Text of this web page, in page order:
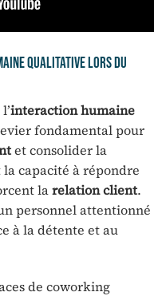
qualitative lors du
interaction humaine
fondamental pour
et consolider la
capacité à répondre
larelation client.
personnel attentionné
à la détente et au
de coworking